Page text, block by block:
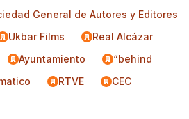
General de Autores y Editores
Ukbar Films
Real Alcázar
Ayuntamiento
“behind
RTVE
CEC